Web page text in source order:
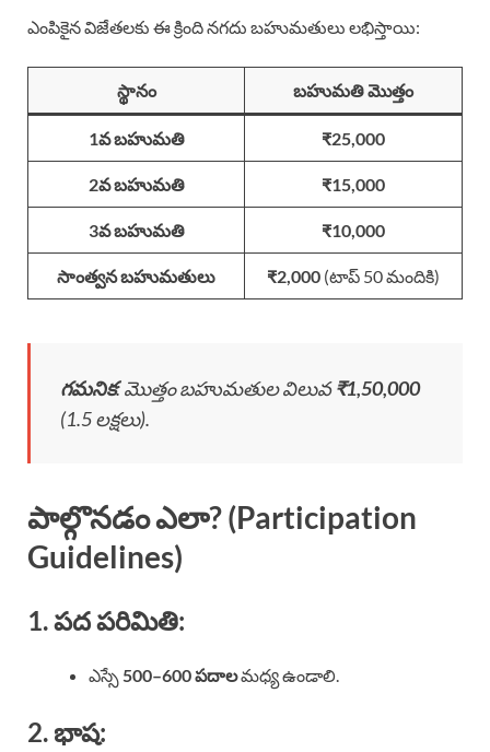
ఎంపికైన విజేతలకు ఈ క్రింది నగదు బహుమతులు లభిస్తాయి:
స్థానం బహుమతి మొత్తం
1వ బహుమతి ₹25,000
2వ బహుమతి ₹15,000
3వ బహుమతి ₹10,000
సాంత్వన బహుమతులు ₹2,000 (టాప్ 50 మందికి)
గమనిక: మొత్తం బహుమతుల విలువ₹1,50,000
(1.5 లక్షలు).
పాల్గొనడం ఎలా? (Participation
Guidelines)
1. పద పరిమితి:
ఎస్సే 500–600 పదాలమధ్య ఉండాలి.
2. భాష: